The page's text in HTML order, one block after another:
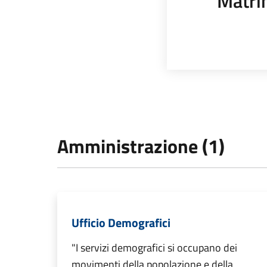
Amministrazione (1)
Ufficio Demografici
"I servizi demografici si occupano dei